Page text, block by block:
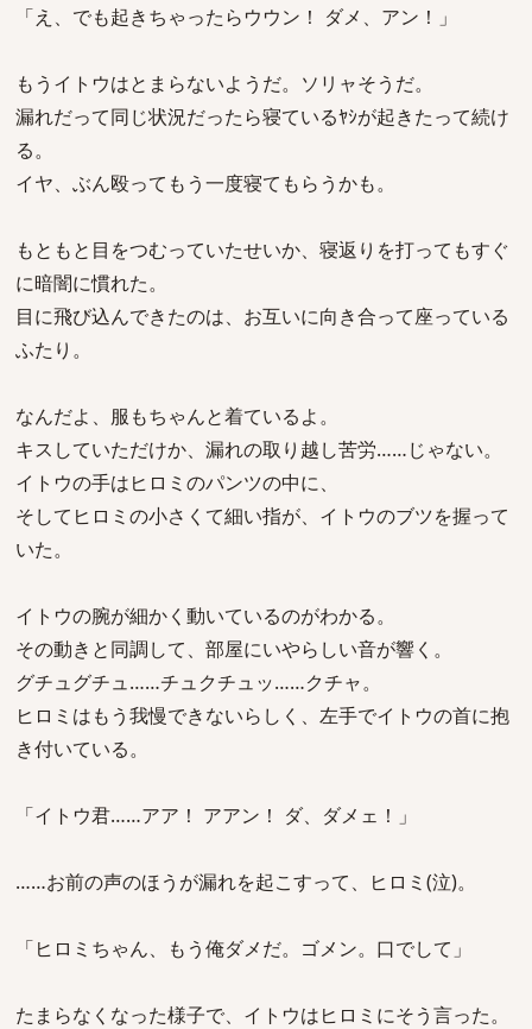
「え、でも起きちゃったらウウン！ ダメ、アン！」
もうイトウはとまらないようだ。ソリャそうだ。
漏れだって同じ状況だったら寝ているﾔｼが起きたって続け
る。
イヤ、ぶん殴ってもう一度寝てもらうかも。
もともと目をつむっていたせいか、寝返りを打ってもすぐ
に暗闇に慣れた。
目に飛び込んできたのは、お互いに向き合って座っている
ふたり。
なんだよ、服もちゃんと着ているよ。
キスしていただけか、漏れの取り越し苦労……じゃない。
イトウの手はヒロミのパンツの中に、
そしてヒロミの小さくて細い指が、イトウのブツを握って
いた。
イトウの腕が細かく動いているのがわかる。
その動きと同調して、部屋にいやらしい音が響く。
グチュグチュ……チュクチュッ……クチャ。
ヒロミはもう我慢できないらしく、左手でイトウの首に抱
き付いている。
「イトウ君……アア！ アアン！ ダ、ダメェ！」
……お前の声のほうが漏れを起こすって、ヒロミ(泣)。
「ヒロミちゃん、もう俺ダメだ。ゴメン。口でして」
たまらなくなった様子で、イトウはヒロミにそう言った。